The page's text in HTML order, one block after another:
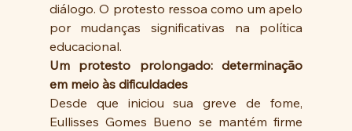
diálogo. O protesto ressoa como um apelo
por mudanças significativas na política
educacional.
Um protesto prolongado: determinação
em meio às dificuldades
Desde que iniciou sua greve de fome,
Eullisses Gomes Bueno se mantém firme